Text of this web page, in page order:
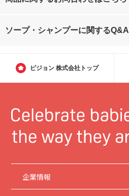
ソープ・シャンプーに関するQ&A
ピジョン 株式会社トップ
企業情報